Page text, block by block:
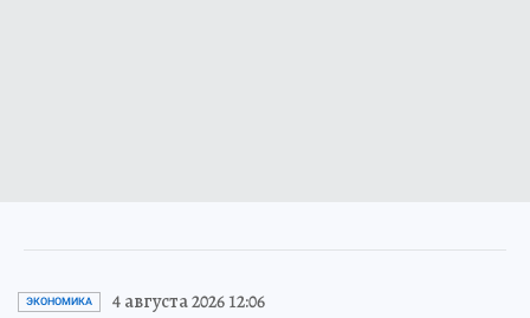
ЭКОНОМИКА 4 августа 2026 12:06